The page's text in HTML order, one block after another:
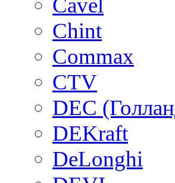
Cavel
Chint
Commax
CTV
DEC
DEKraft
DeLonghi